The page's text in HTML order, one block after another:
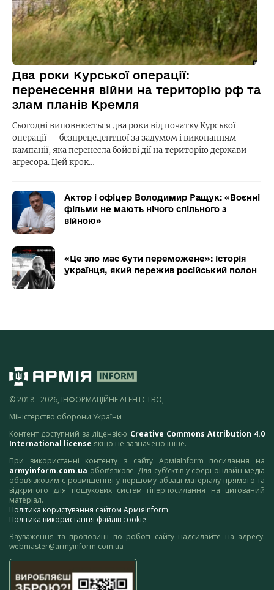
Два роки Курської операції:
перенесення війни на територію рф та
злам планів Кремля
Сьогодні виповнюється два роки від початку Курської
операції — безпрецедентної за задумом і виконанням
кампанії, яка перенесла бойові дії на територію держави-
агресора. Цей крок…
Актор і офіцер Володимир Ращук: «Воєнні
фільми не мають нічого спільного з
війною»
«Це зло має бути переможене»: історія
українця, який пережив російський полон
© 2018 - 2026, ІНФОРМАЦІЙНЕ АГЕНТСТВО,
Міністерство оборони України
Контент доступний за ліцензією Creative Commons Attribution 4.0
International license якщо не зазначено інше.
При використанні контенту з сайту АрміяInform посилання на
armyinform.com.ua обов’язкове. Для суб’єктів у сфері онлайн-медіа
обов’язковим є розміщення у першому абзаці матеріалу прямого та
відкритого для пошукових систем гіперпосилання на цитований
матеріал.
Політика користування сайтом АрміяInform
Політика використання файлів cookie
Зауваження та пропозиції по роботі сайту надсилайте на адресу:
webmaster@armyinform.com.ua